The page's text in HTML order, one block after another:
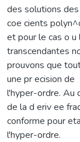
des solutions
coe cients
et pour le cas o
transcendantes
prouvons que
une pr ecision de
l'hyper-ordre. Au
de la d eriv ee
conforme pour
l'hyper-ordre.